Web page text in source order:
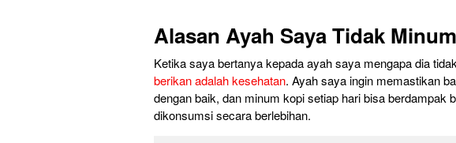
Alasan Ayah Saya Tidak
Ketika saya bertanya kepada ayah saya mengapa dia
berikan adalah kesehatan. Ayah saya ingin memastikan
dengan baik, dan minum kopi setiap hari bisa berdampak
dikonsumsi secara berlebihan.